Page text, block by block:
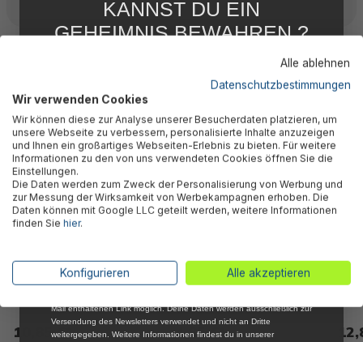
Be-/Entlüftungadapter für
LAY-Z-SPA® Whirlpools
10,85 €*
Schraubventil für LAY-Z-SPA®
Whirlpools (ausgenommen
4,85 €*
Alle ablehnen
Datenschutzbestimmungen
Wir verwenden Cookies
Wir können diese zur Analyse unserer Besucherdaten platzieren, um
unsere Webseite zu verbessern, personalisierte Inhalte anzuzeigen
und Ihnen ein großartiges Webseiten-Erlebnis zu bieten. Für weitere
Informationen zu den von uns verwendeten Cookies öffnen Sie die
Einstellungen.
Die Daten werden zum Zweck der Personalisierung von Werbung und
zur Messung der Wirksamkeit von Werbekampagnen erhoben. Die
Daten können mit Google LLC geteilt werden, weitere Informationen
finden Sie hier.
Konfigurieren Alle akzeptieren
KANNST DU EIN
GEHEIMNIS BEWAHREN ?
FÜR DICH
Abonniere jetzt unseren kostenlosen
Newsletter, verpasse keine Neuigkeiten und
Aktionen mehr und sichere Dir 5 %
Willkommensrabatt auf nicht reduzierte Ware
bei Deiner ersten Bestellung !*
Email
*Mit der Anmeldung zum Newsletter stimmst du zu, regelmäßig per E-
Mail über aktuelle Angebote, Aktionen und Produktneuheiten
Mail enthaltenen Link möglich. Deine Daten werden ausschließlich zur
Versendung des Newsletters verwendet und nicht an Dritte
weitergegeben. Weitere Informationen findest du in unserer